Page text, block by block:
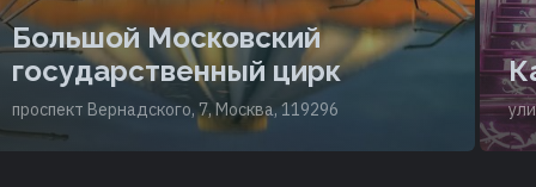
Большой Московский
государственный цирк
проспект Вернадского, 7, Москва, 119296